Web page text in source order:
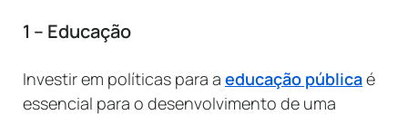
1 – Educação
Investir em políticas para a educação públicaé
essencial para o desenvolvimento de uma